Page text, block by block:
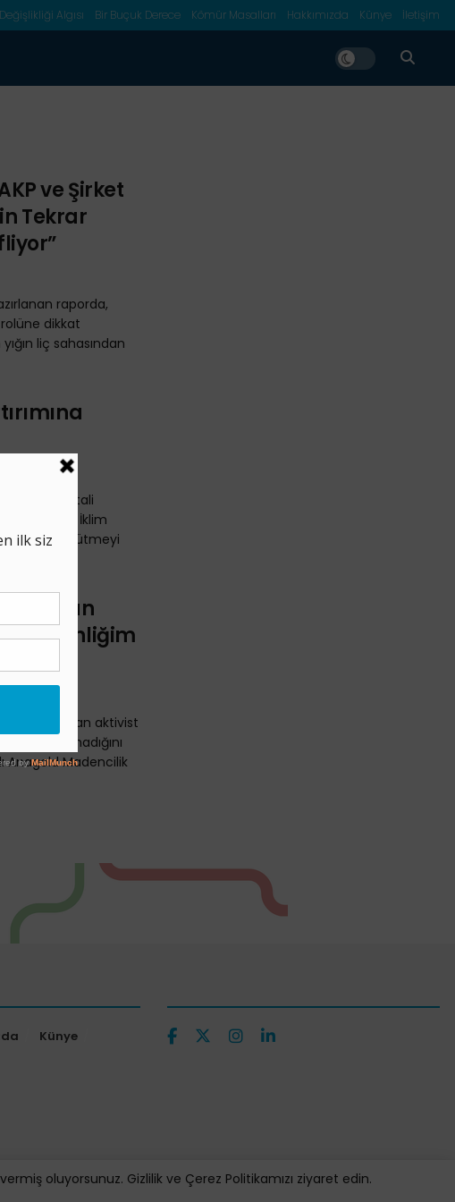
Algısı Bir Buçuk Derece Kömür Masalları Hakkımızda Künye İletişim
ve Şirket
Tekrar
raporda,
dikkat
liç sahasından
iptali
ve İklim
davada yürütmeyi
Duyuran
Güvenliğim
duyuran aktivist
olmadığını
Anagold Madencilik
Künye
oluyorsunuz. Gizlilik ve Çerez Politikamızı ziyaret edin.